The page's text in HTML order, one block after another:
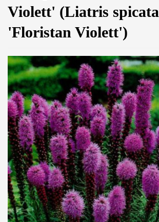
Violett' (Liatris spicata
'Floristan Violett')